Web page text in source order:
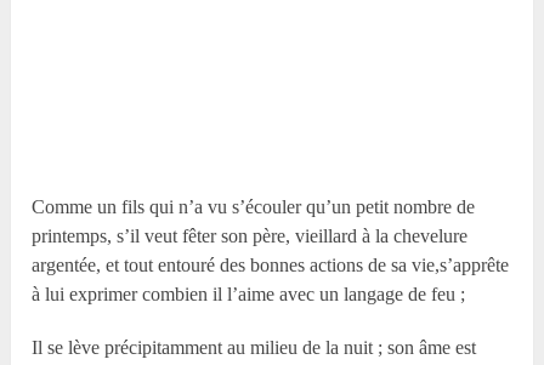
Comme un fils qui n’a vu s’écouler qu’un petit nombre de
printemps, s’il veut fêter son père, vieillard à la chevelure
argentée, et tout entouré des bonnes actions de sa vie,s’apprête
à lui exprimer combien il l’aime avec un langage de feu ;
Il se lève précipitamment au milieu de la nuit ; son âme est